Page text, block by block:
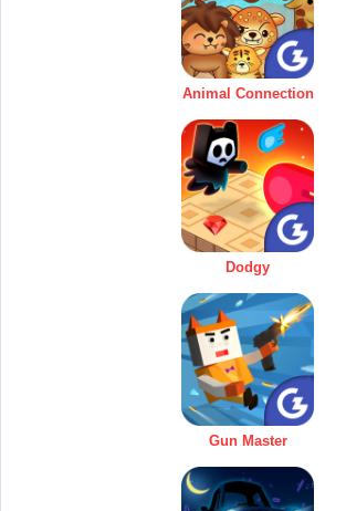
Animal Connection
Dodgy
Gun Master